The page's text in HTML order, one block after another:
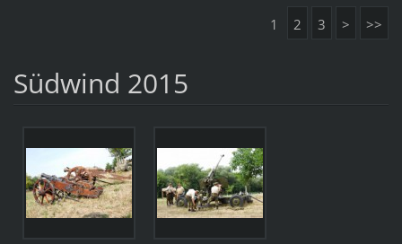
1 2 3 > >>
Südwind 2015